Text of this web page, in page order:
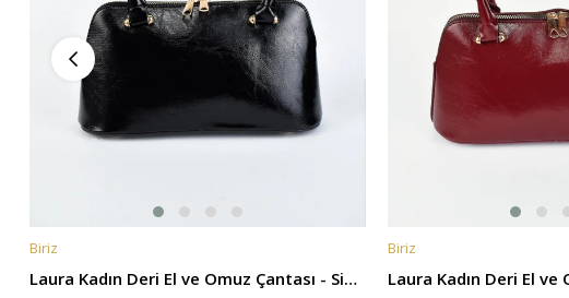
SEPETE EKLE
Biriz
Laura Kadın Deri El ve Omuz Çantası - Siyah
SEPETE EKLE
Biriz